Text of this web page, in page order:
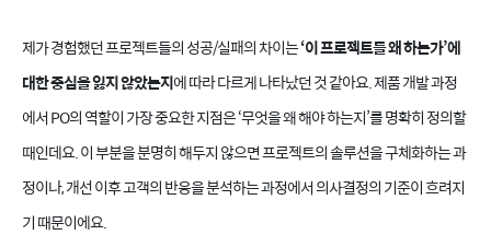
제가 경험했던 프로젝트들의 성공/실패의 차이는‘이 프로젝트를 왜 하는가’에
대한 중심을 잃지 않았는지에 따라 다르게 나타났던 것 같아요. 제품 개발 과정
에서 PO의 역할이 가장 중요한 지점은 ‘무엇을 왜 해야 하는지’를 명확히 정의할
때인데요. 이 부분을 분명히 해두지 않으면 프로젝트의 솔루션을 구체화하는 과
정이나, 개선 이후 고객의 반응을 분석하는 과정에서 의사결정의 기준이 흐려지
기 때문이에요.